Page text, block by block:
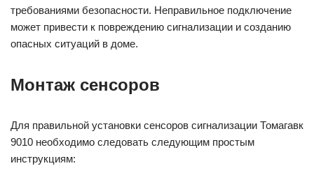
требованиями безопасности. Неправильное подключение
может привести к повреждению сигнализации и созданию
опасных ситуаций в доме.
Монтаж сенсоров
Для правильной установки сенсоров сигнализации Томагавк
9010 необходимо следовать следующим простым
инструкциям: